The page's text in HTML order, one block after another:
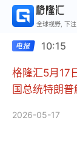
全球视野, 下注
10:15
格隆汇5月17
国总统特朗普
2026-05-17